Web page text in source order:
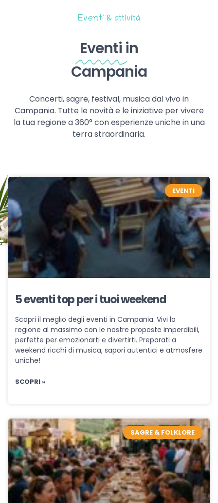
Eventi & attività
Eventi in
Campania
Concerti, sagre, festival, musica dal vivo in
Campania. Tutte le novità e le iniziative per vivere
la tua regione a 360° con esperienze uniche in una
terra straordinaria.
EVENTI
5 eventi top per i tuoi weekend
Scopri il meglio degli eventi in Campania. Vivi la
regione al massimo con le nostre proposte imperdibili,
perfette per emozionarti e divertirti. Preparati a
weekend ricchi di musica, sapori autentici e atmosfere
uniche!
SCOPRI »
SAGRE & FOLKLORE